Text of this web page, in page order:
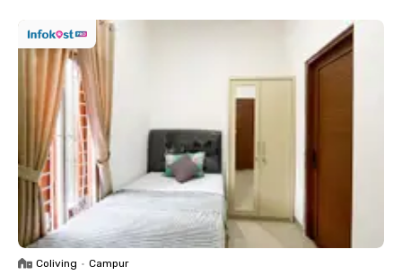
Coliving • Campur